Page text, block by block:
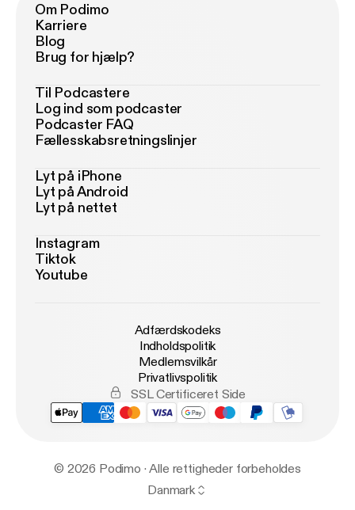
Om Podimo
Karriere
Blog
Brug for hjælp?
Til Podcastere
Log ind som podcaster
Podcaster FAQ
Fællesskabsretningslinjer
Lyt på iPhone
Lyt på Android
Lyt på nettet
Instagram
Tiktok
Youtube
Adfærdskodeks
Indholdspolitik
Medlemsvilkår
Privatlivspolitik
SSL Certificeret Side
© 2026 Podimo · Alle rettigheder forbeholdes
Danmark